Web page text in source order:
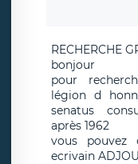
RECHERCHE
bonjour
pour
légion d
senatus
après 1962
vous
ecrivain ADJOU